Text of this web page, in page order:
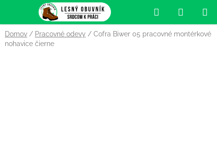
obsah
Hľadať
KOŠÍK
Domov / Pracovné odevy / Cofra Biwer 05 pracovné montérkové
nohavice čierne